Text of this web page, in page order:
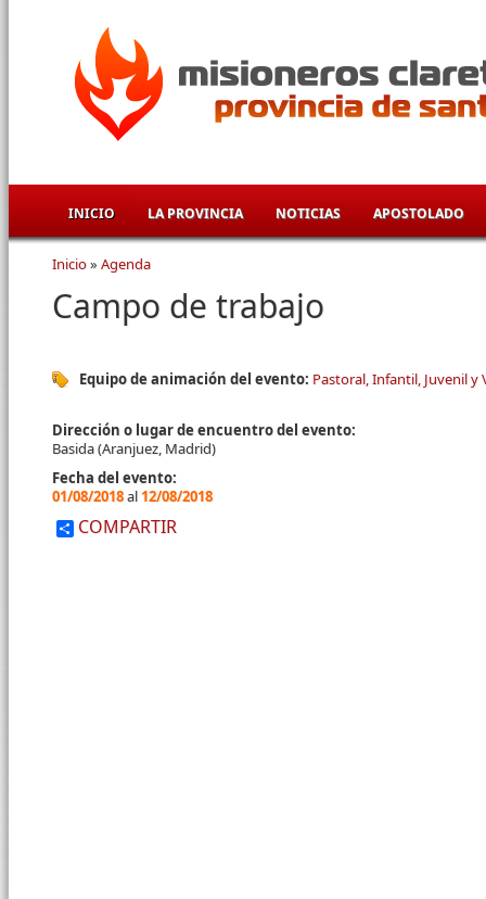
INICIO LA PROVINCIA NOTICIAS APOSTOLADO
Se encuentra usted aquí
Inicio» Agenda
Campo de trabajo
Equipo de animación del evento: Pastoral, Infantil, Juvenil y
Dirección o lugar de encuentro del evento:
Basida (Aranjuez, Madrid)
Fecha del evento:
01/08/2018al 12/08/2018
COMPARTIR